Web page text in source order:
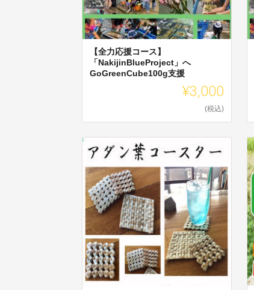
【全力応援コース】
「NakijinBlueProject」へ
GoGreenCube100g支援
¥3,000
(税込)